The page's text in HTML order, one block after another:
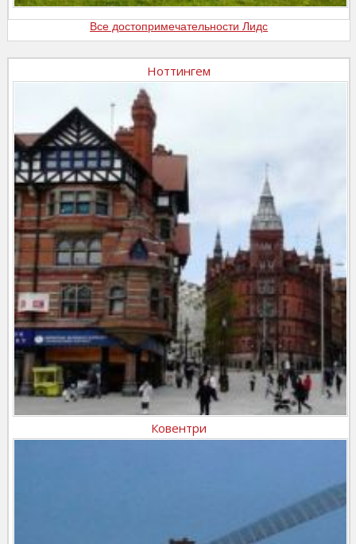
Все достопримечательности Лидс
Ноттингем
Ковентри